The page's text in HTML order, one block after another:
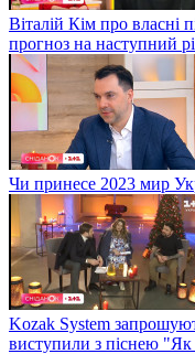
Віталій Кім про власні
прогноз на наступний
Чи принесе 2023 мир
Kozak System
виступили з піснею "Як